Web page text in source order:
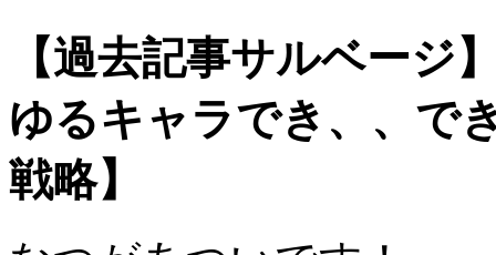
【過去記事サルベージ
ゆるキャラでき、、で
戦略】